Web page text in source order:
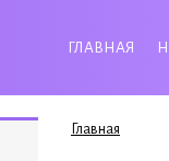
ГЛАВНАЯ
Вы здесь
Главная